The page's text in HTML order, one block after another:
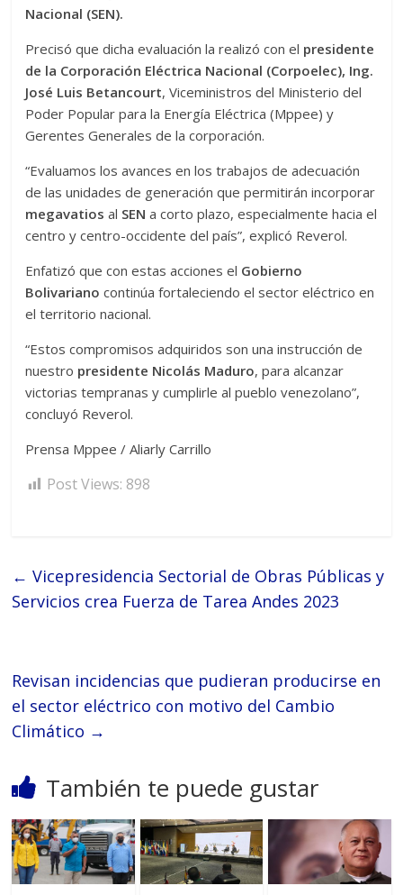
Nacional (SEN).
Precisó que dicha evaluación la realizó con el presidente
de la Corporación Eléctrica Nacional (Corpoelec), Ing.
José Luis Betancourt, Viceministros del Ministerio del
Poder Popular para la Energía Eléctrica (Mppee) y
Gerentes Generales de la corporación.
“Evaluamos los avances en los trabajos de adecuación
de las unidades de generación que permitirán incorporar
megavatios al SEN a corto plazo, especialmente hacia el
centro y centro-occidente del país”, explicó Reverol.
Enfatizó que con estas acciones el Gobierno
Bolivariano continúa fortaleciendo el sector eléctrico en
el territorio nacional.
“Estos compromisos adquiridos son una instrucción de
nuestro presidente Nicolás Maduro, para alcanzar
victorias tempranas y cumplirle al pueblo venezolano”,
concluyó Reverol.
Prensa Mppee / Aliarly Carrillo
Post Views: 898
← Vicepresidencia Sectorial de Obras Públicas y
Servicios crea Fuerza de Tarea Andes 2023
Revisan incidencias que pudieran producirse en
el sector eléctrico con motivo del Cambio
Climático →
También te puede gustar